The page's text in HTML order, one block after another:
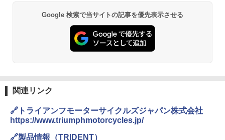
Google 検索で当サイトの記事を優先表示させる
関連リンク
🔗トライアンフモーターサイクルズジャパン株式会社
https://www.triumphmotorcycles.jp/
🔗製品情報（TRIDENT）